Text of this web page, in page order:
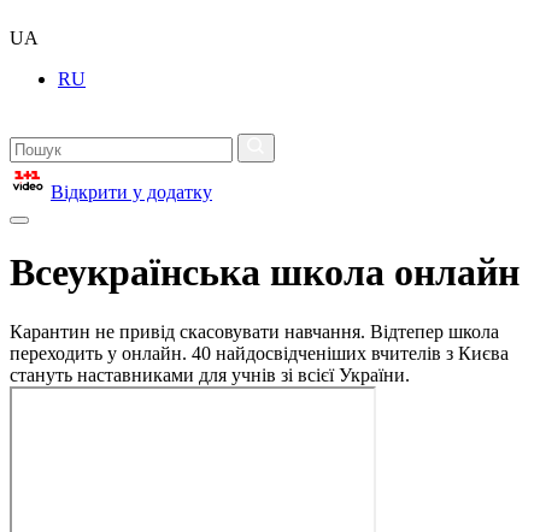
UA
RU
Відкрити у додатку
Всеукраїнська школа онлайн
Карантин не привід скасовувати навчання. Відтепер школа
переходить у онлайн. 40 найдосвідченіших вчителів з Києва
стануть наставниками для учнів зі всієї України.